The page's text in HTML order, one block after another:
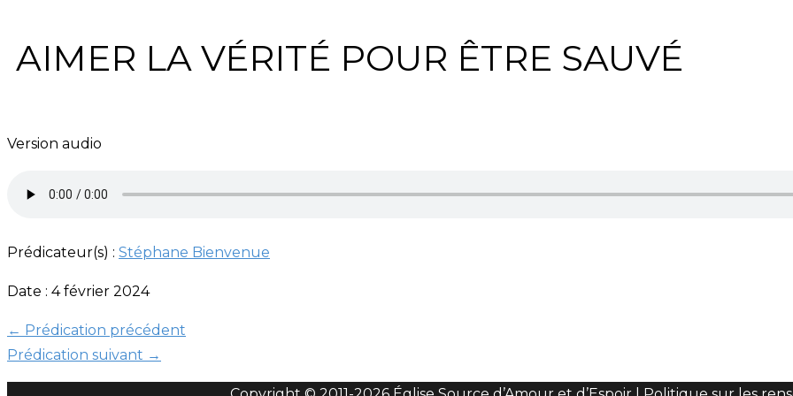
AIMER LA VÉRITÉ POUR ÊTRE SAUVÉ
Version audio
Prédicateur(s) : Stéphane Bienvenue
Date : 4 février 2024
← Prédication précédent
Prédication suivant →